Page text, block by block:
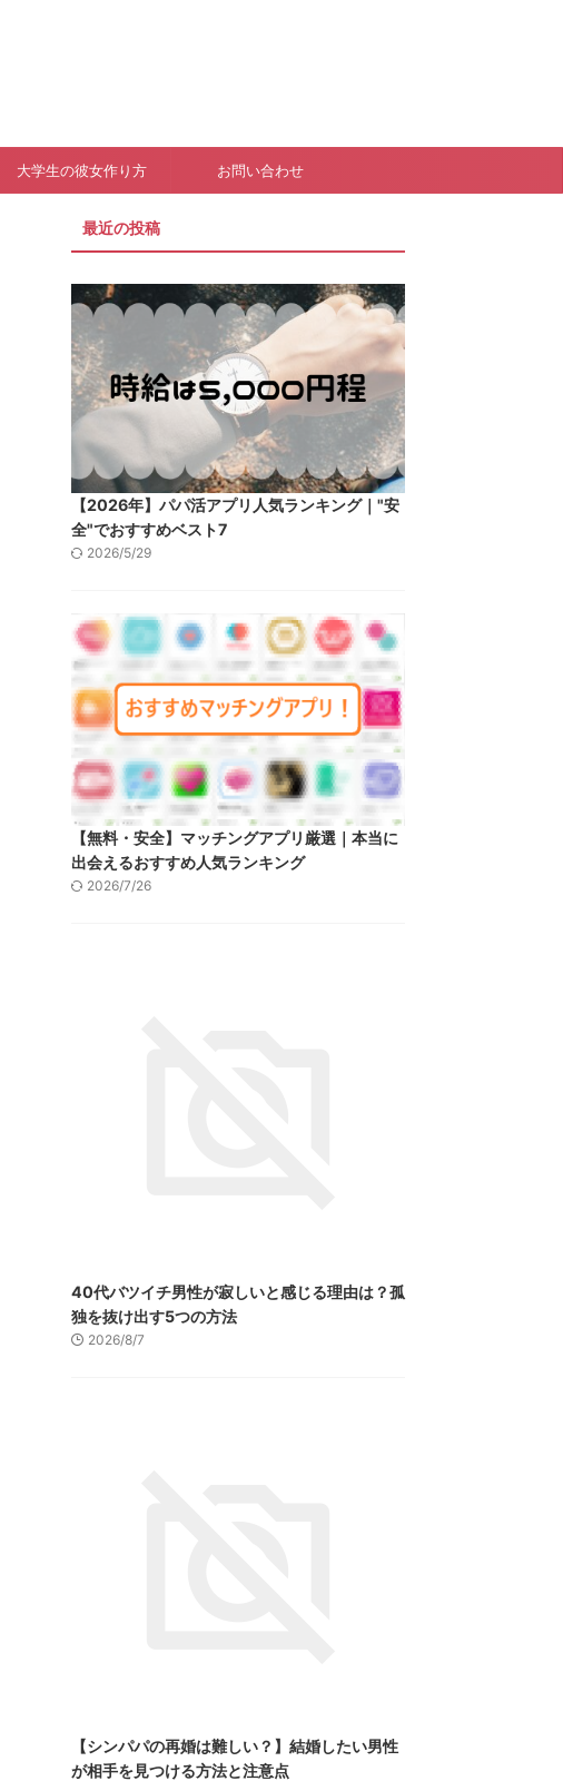
大学生の彼女作り方 お問い合わせ
最近の投稿
【2026年】パパ活アプリ人気ランキング｜"安
全"でおすすめベスト7
2026/5/29
【無料・安全】マッチングアプリ厳選｜本当に
出会えるおすすめ人気ランキング
2026/7/26
40代バツイチ男性が寂しいと感じる理由は？孤
独を抜け出す5つの方法
2026/8/7
【シンパパの再婚は難しい？】結婚したい男性
が相手を見つける方法と注意点